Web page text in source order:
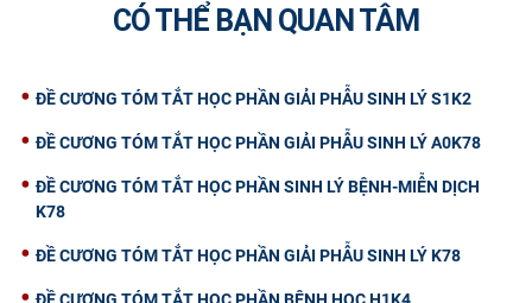
CÓ THỂ BẠN QUAN TÂM
ĐỀ CƯƠNG TÓM TẮT HỌC PHẦN GIẢI PHẪU SINH LÝ S1K2
ĐỀ CƯƠNG TÓM TẮT HỌC PHẦN GIẢI PHẪU SINH LÝ A0K78
ĐỀ CƯƠNG TÓM TẮT HỌC PHẦN SINH LÝ BỆNH-MIỄN DỊCH
K78
ĐỀ CƯƠNG TÓM TẮT HỌC PHẦN GIẢI PHẪU SINH LÝ K78
ĐỀ CƯƠNG TÓM TẮT HỌC PHẦN BỆNH HỌC H1K4